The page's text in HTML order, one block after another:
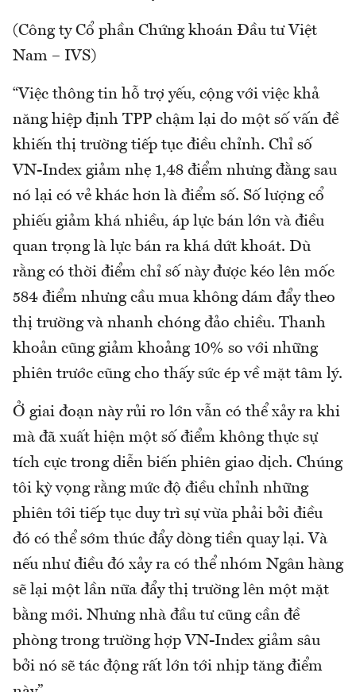
(Công ty Cổ phần Chứng khoán Đầu tư Việt
Nam – IVS)
“Việc thông tin hỗ trợ yếu, cộng với việc khả
năng hiệp định TPP chậm lại do một số vấn đề
khiến thị trường tiếp tục điều chỉnh. Chỉ số
VN-Index giảm nhẹ 1,48 điểm nhưng đằng sau
nó lại có vẻ khác hơn là điểm số. Số lượng cổ
phiếu giảm khá nhiều, áp lực bán lớn và điều
quan trọng là lực bán ra khá dứt khoát. Dù
rằng có thời điểm chỉ số này được kéo lên mốc
584 điểm nhưng cầu mua không dám đẩy theo
thị trường và nhanh chóng đảo chiều. Thanh
khoản cũng giảm khoảng 10% so với những
phiên trước cũng cho thấy sức ép về mặt tâm lý.
Ở giai đoạn này rủi ro lớn vẫn có thể xảy ra khi
mà đã xuất hiện một số điểm không thực sự
tích cực trong diễn biến phiên giao dịch. Chúng
tôi kỳ vọng rằng mức độ điều chỉnh những
phiên tới tiếp tục duy trì sự vừa phải bởi điều
đó có thể sớm thúc đẩy dòng tiền quay lại. Và
nếu như điều đó xảy ra có thể nhóm Ngân hàng
sẽ lại một lần nữa đẩy thị trường lên một mặt
bằng mới. Nhưng nhà đầu tư cũng cần đề
phòng trong trường hợp VN-Index giảm sâu
bởi nó sẽ tác động rất lớn tới nhịp tăng điểm